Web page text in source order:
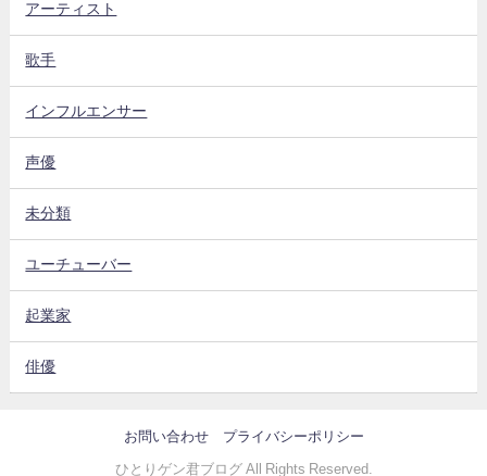
アーティスト
歌手
インフルエンサー
声優
未分類
ユーチューバー
起業家
俳優
お問い合わせ プライバシーポリシー
ひとりゲン君ブログ All Rights Reserved.